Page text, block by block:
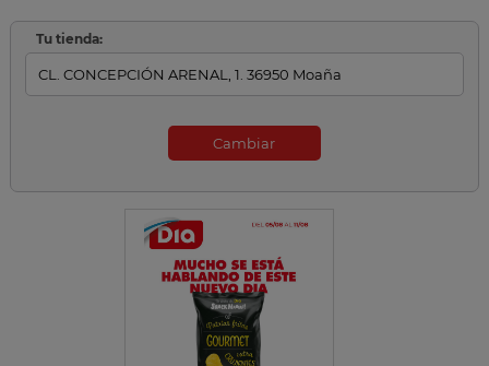
Tu tienda:
Cambiar